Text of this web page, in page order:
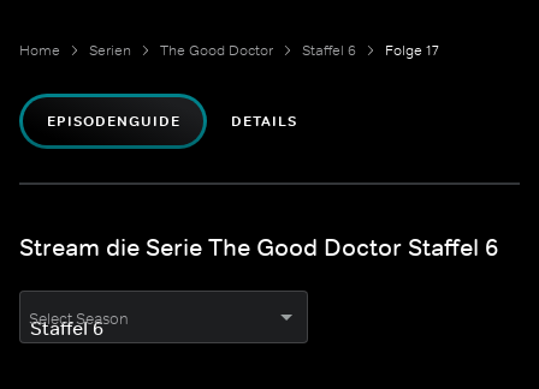
Home Serien The Good Doctor Staffel 6 Folge 17
EPISODENGUIDE DETAILS
Stream die Serie The Good Doctor Staffel 6
Select Season